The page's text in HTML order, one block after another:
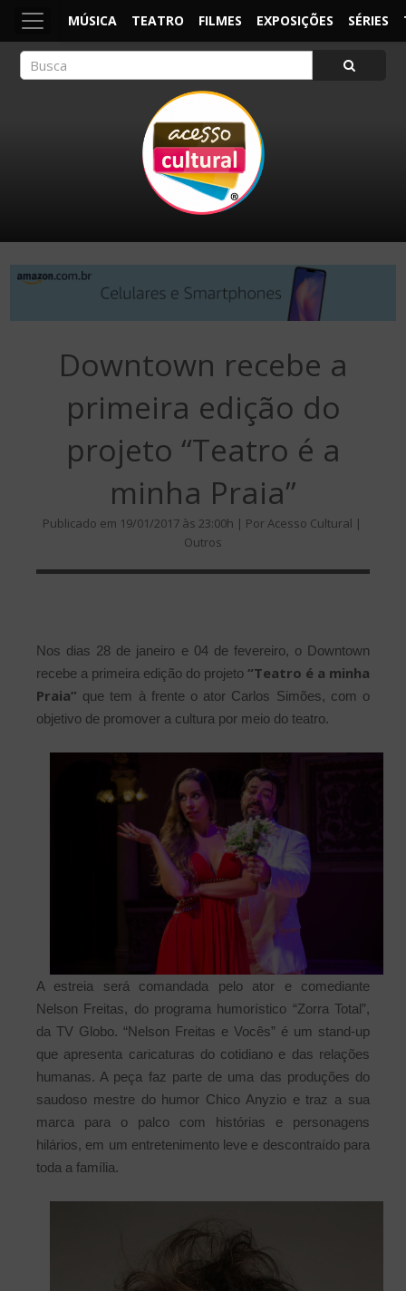
MÚSICA TEATRO FILMES EXPOSIÇÕES SÉRIES
Downtown recebe a
primeira edição do
projeto “Teatro é a
minha Praia”
Publicado em 19/01/2017 às 23:00h | Por Acesso Cultural |
Outros
Nos dias 28 de janeiro e 04 de fevereiro, o Downtown
recebe a primeira edição do projeto “Teatro é a minha
Praia” que tem à frente o ator Carlos Simões, com o
objetivo de promover a cultura por meio do teatro.
A estreia será comandada pelo ator e comediante
Nelson Freitas, do programa humorístico “Zorra Total”,
da TV Globo. “Nelson Freitas e Vocês” é um stand-up
que apresenta caricaturas do cotidiano e das relações
humanas. A peça faz parte de uma das produções do
saudoso mestre do humor Chico Anyzio e traz a sua
marca para o palco com histórias e personagens
hilários, em um entretenimento leve e descontraído para
toda a família.